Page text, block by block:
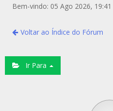
Bem-vindo: 05 Ago 2026, 19:41
Voltar ao Índice do Fórum
Ir Para